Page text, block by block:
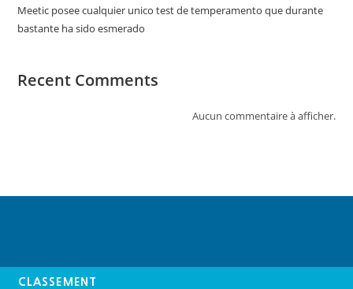
Meetic posee cualquier unico test de temperamento que durante
bastante ha sido esmerado
Recent Comments
Aucun commentaire à afficher.
CLASSEMENT